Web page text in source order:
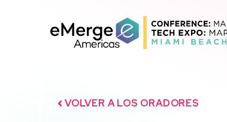
VOLVER A LOS ORADORES